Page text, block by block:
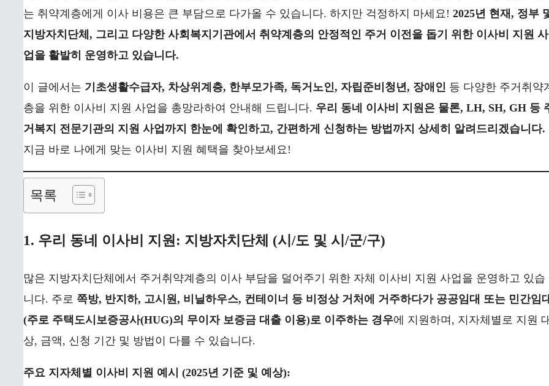
는 취약계층에게 이사 비용은 큰 부담으로 다가올 수 있습니다. 하지만 걱정하지 마세요! 2025년 현재, 정부
지방자치단체, 그리고 다양한 사회복지기관에서 취약계층의 안정적인 주거 이전을 돕기 위한 이사비 지원 사
업을 활발히 운영하고 있습니다.
이 글에서는 기초생활수급자, 차상위계층, 한부모가족, 독거노인, 자립준비청년, 장애인 등 다양한 주거취약
층을 위한 이사비 지원 사업을 총망라하여 안내해 드립니다. 우리 동네 이사비 지원은 물론, LH, SH, GH 등
거복지 전문기관의 지원 사업까지 한눈에 확인하고, 간편하게 신청하는 방법까지 상세히 알려드리겠습니다.
지금 바로 나에게 맞는 이사비 지원 혜택을 찾아보세요!
목록
1. 우리 동네 이사비 지원: 지방자치단체 (시/도 및 시/군/구)
많은 지방자치단체에서 주거취약계층의 이사 부담을 덜어주기 위한 자체 이사비 지원 사업을 운영하고 있습
니다. 주로 쪽방, 반지하, 고시원, 비닐하우스, 컨테이너 등 비정상 거처에 거주하다가 공공임대 또는 민간임
(주로 주택도시보증공사(HUG)의 무이자 보증금 대출 이용)로 이주하는 경우에 지원하며, 지자체별로 지원 대
상, 금액, 신청 기간 및 방법이 다를 수 있습니다.
주요 지자체별 이사비 지원 예시 (2025년 기준 및 예상):